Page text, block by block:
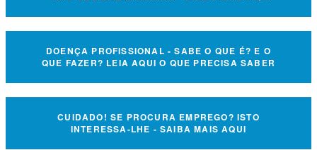
DOENÇA PROFISSIONAL - SABE O QUE É? E O
QUE FAZER? LEIA AQUI O QUE PRECISA SABER
CUIDADO! SE PROCURA EMPREGO? ISTO
INTERESSA-LHE - SAIBA MAIS AQUI